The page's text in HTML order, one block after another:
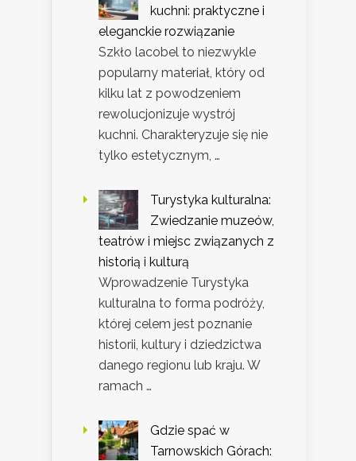
kuchni: praktyczne i
eleganckie rozwiązanie
Szkło lacobel to niezwykle
popularny materiał, który od
kilku lat z powodzeniem
rewolucjonizuje wystrój
kuchni. Charakteryzuje się nie
tylko estetycznym, …
Turystyka kulturalna:
Zwiedzanie muzeów,
teatrów i miejsc związanych z
historią i kulturą
Wprowadzenie Turystyka
kulturalna to forma podróży,
której celem jest poznanie
historii, kultury i dziedzictwa
danego regionu lub kraju. W
ramach …
Gdzie spać w
Tarnowskich Górach: